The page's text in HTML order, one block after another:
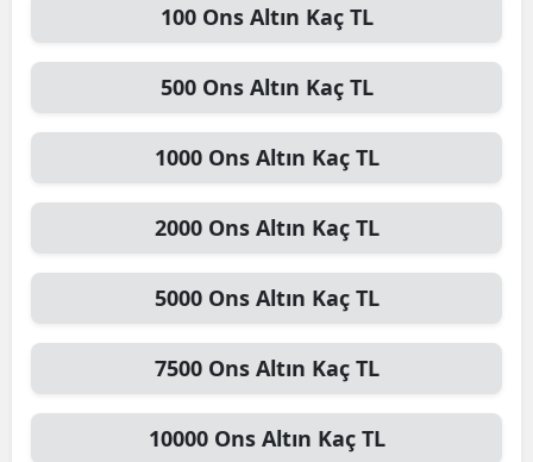
100 Ons Altın Kaç TL
500 Ons Altın Kaç TL
1000 Ons Altın Kaç TL
2000 Ons Altın Kaç TL
5000 Ons Altın Kaç TL
7500 Ons Altın Kaç TL
10000 Ons Altın Kaç TL